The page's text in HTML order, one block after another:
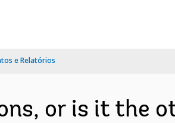
e Relatórios
or is it the